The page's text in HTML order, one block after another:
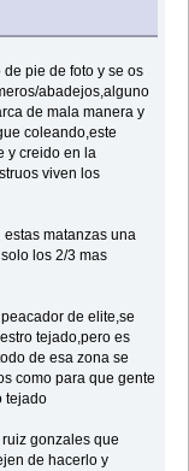
pie de foto y se os
abadejos,alguno
de mala manera y
coleando,este
y creido en la
viven los
matanzas una
los 2/3 mas
de elite,se
tejado,pero es
de esa zona se
como para que gente
tejado
gonzales que
de hacerlo y